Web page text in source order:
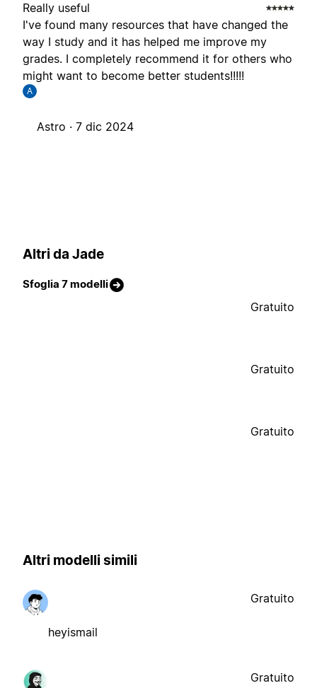
Really useful
I've found many resources that have changed the
way I study and it has helped me improve my
grades. I completely recommend it for others who
might want to become better students!!!!!
A
Astro · 7 dic 2024
Altri da Jade
Sfoglia 7 modelli
Gratuito
Gratuito
Gratuito
Altri modelli simili
heyismail
Gratuito
Gratuito